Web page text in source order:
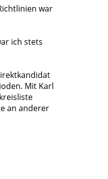
war
ich stets
Mit Karl
an anderer